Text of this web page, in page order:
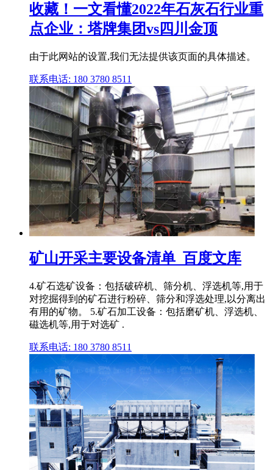
收藏！一文看懂2022年石灰石行业重
点企业：塔牌集团vs四川金顶
由于此网站的设置,我们无法提供该页面的具体描述。
联系电话: 180 3780 8511
矿山开采主要设备清单_百度文库
4.矿石选矿设备：包括破碎机、筛分机、浮选机等,用于
对挖掘得到的矿石进行粉碎、筛分和浮选处理,以分离出
有用的矿物。 5.矿石加工设备：包括磨矿机、浮选机、
磁选机等,用于对选矿 .
联系电话: 180 3780 8511